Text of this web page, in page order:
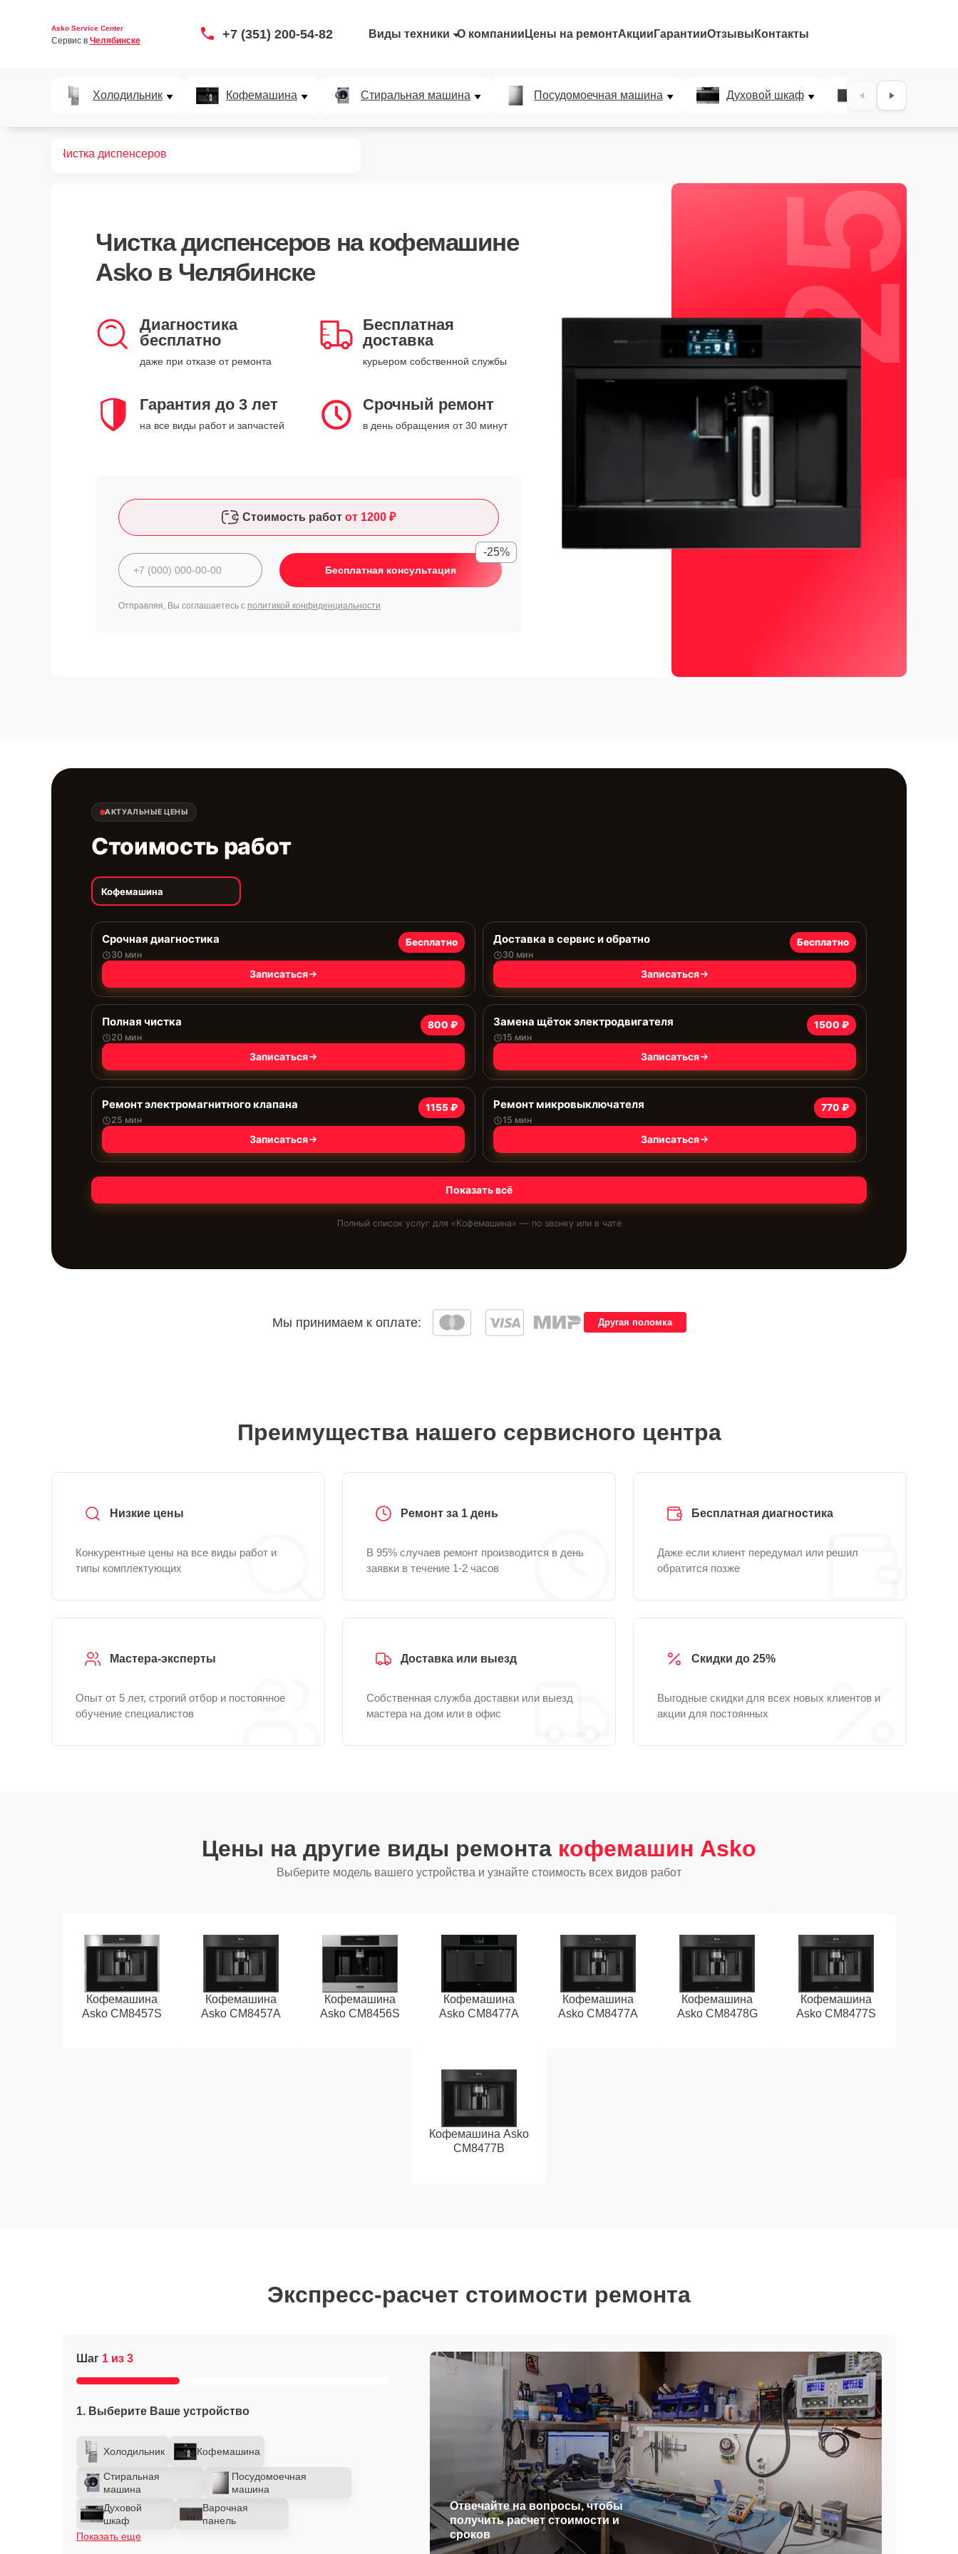
Asko Service Center
Сервис в Челябинске +7 (351) 200-54-82 Виды техники О компании Цены на ремонтАкции ГарантииОтзывы Контакты
Холодильник Кофемашина Стиральная машина Посудомоечная машина Духовой шкаф Варочная
Чистка диспенсеров
Чистка диспенсеровна кофемашине
Asko в Челябинске
Диагностика
бесплатно
даже при отказе от ремонта
Бесплатная
доставка
курьером собственной службы
Гарантия до 3 лет
на все виды работ и запчастей
Срочный ремонт
в день обращения от 30 минут
Стоимость работ от 1200 ₽
Бесплатная консультация
-25%
Отправляя, Вы соглашаетесь с политикой конфиденциальности
25%
АКТУАЛЬНЫЕ ЦЕНЫ
Стоимость работ
Кофемашина
Срочная диагностика
30 мин
Бесплатно
Записаться
Доставка в сервис и обратно
30 мин
Бесплатно
Записаться
Полная чистка
20 мин
800 ₽
Записаться
Замена щёток электродвигателя
15 мин
1500 ₽
Записаться
Ремонт электромагнитного клапана
25 мин
1155 ₽
Записаться
Ремонт микровыключателя
15 мин
770 ₽
Записаться
Показать всё
Полный список услуг для «Кофемашина» — по звонку или в чате
Мы принимаем к оплате: Другая поломка
Преимущества нашего сервисного центра
Низкие цены
Конкурентные цены на все виды работ и
типы комплектующих
Ремонт за 1 день
В 95% случаев ремонт производится в день
заявки в течение 1-2 часов
Бесплатная диагностика
Даже если клиент передумал или решил
обратится позже
Мастера-эксперты
Опыт от 5 лет, строгий отбор и постоянное
обучение специалистов
Доставка или выезд
Собственная служба доставки или выезд
мастера на дом или в офис
Скидки до 25%
Выгодные скидки для всех новых клиентов и
акции для постоянных
Цены на другие виды ремонта кофемашин Asko
Выберите модель вашего устройства и узнайте стоимость всех видов работ
Кофемашина
Asko CM8457S
Кофемашина
Asko CM8457A
Кофемашина
Asko CM8456S
Кофемашина
Asko CM8477A
Кофемашина
Asko СМ8477А
Кофемашина
Asko CM8478G
Кофемашина
Asko CM8477S
Кофемашина Asko
CM8477B
Экспресс-расчет стоимости ремонта
Шаг 1 из 3
1. Выберите Ваше устройство
Холодильник Кофемашина
Стиральная
машина
Посудомоечная
машина
Духовой
шкаф
Варочная
панель
Показать еще
Отвечайте на вопросы, чтобы
получить расчет стоимости и
сроков